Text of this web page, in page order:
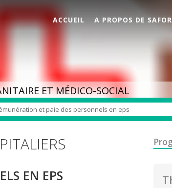
ACCUEIL A PROPOS DE SAFOR
ET MÉDICO-SOCIAL
et paie des personnels en eps
EN EPS